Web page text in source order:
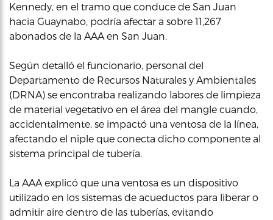
Kennedy, en el tramo que conduce de San Juan
hacia Guaynabo, podría afectar a sobre 11,267
abonados de la AAA en San Juan.
Según detalló el funcionario, personal del
Departamento de Recursos Naturales y Ambientales
(DRNA) se encontraba realizando labores de limpieza
de material vegetativo en el área del mangle cuando,
accidentalmente, se impactó una ventosa de la línea,
afectando el niple que conecta dicho componente al
sistema principal de tubería.
La AAA explicó que una ventosa es un dispositivo
utilizado en los sistemas de acueductos para liberar o
admitir aire dentro de las tuberías, evitando